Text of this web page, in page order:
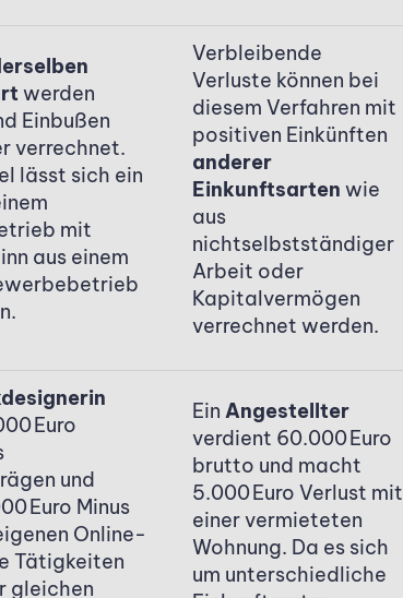
werden
Einbußen
verrechnet.
lässt sich ein
mit
aus einem
Verbleibende
Verluste können bei
diesem Verfahren mit
positiven Einkünften
anderer
Einkunftsarten wie
aus
nichtselbstständiger
Arbeit oder
Kapitalvermögen
verrechnet werden.
Euro
und
Euro Minus
Online-
Tätigkeiten
gleichen
Ein Angestellter
verdient 60.000 Euro
brutto und macht
5.000 Euro Verlust mit
einer vermieteten
Wohnung. Da es sich
um unterschiedliche